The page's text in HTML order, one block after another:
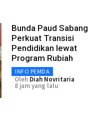
Bunda Paud Sabang
Perkuat Transisi
Pendidikan lewat
Program Rubiah
INFO PEMDA
Oleh Diah Novritaria
8 jam yang lalu